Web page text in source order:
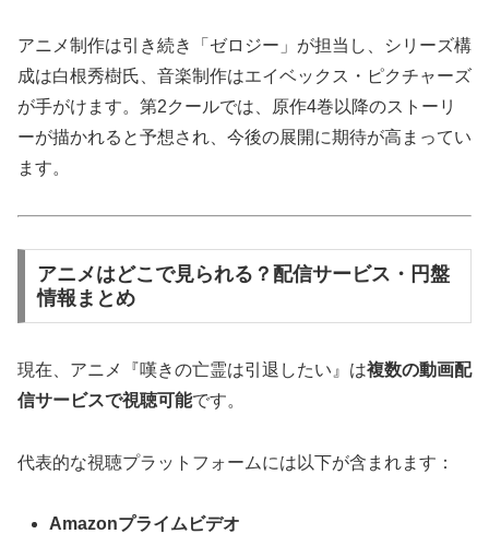
アニメ制作は引き続き「ゼロジー」が担当し、シリーズ構
成は白根秀樹氏、音楽制作はエイベックス・ピクチャーズ
が手がけます。第2クールでは、原作4巻以降のストーリ
ーが描かれると予想され、今後の展開に期待が高まってい
ます。
アニメはどこで見られる？配信サービス・円盤
情報まとめ
現在、アニメ『嘆きの亡霊は引退したい』は複数の動画配
信サービスで視聴可能です。
代表的な視聴プラットフォームには以下が含まれます：
Amazonプライムビデオ